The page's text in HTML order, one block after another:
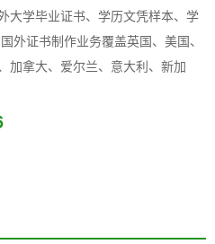
大学毕业证书、学历文凭样本、学
外证书制作业务覆盖英国、美国、
加拿大、爱尔兰、意大利、新加